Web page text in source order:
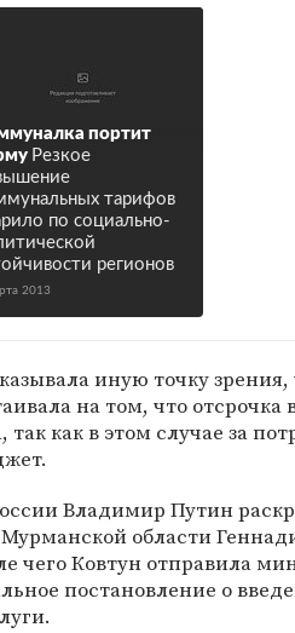
портит
Резкое
тарифов
по социально-
регионов
2013
иную точку
на том, что отсрочка
как в этом случае за
Владимир Путин
области
чего Ковтун отправила
постановление о